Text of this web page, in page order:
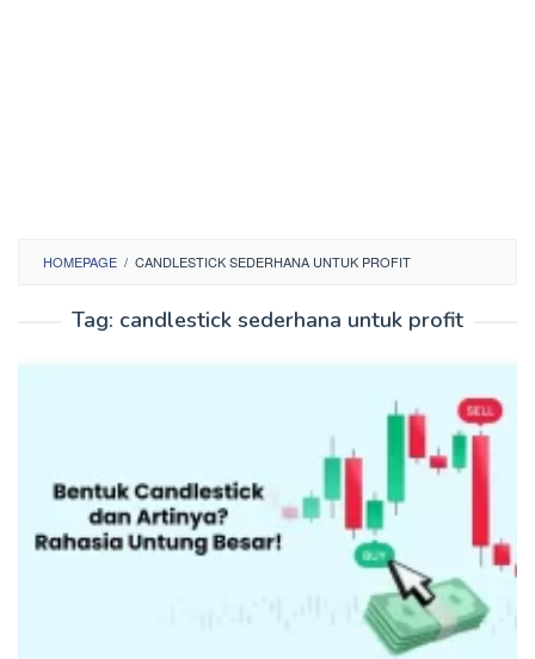
HOMEPAGE / CANDLESTICK SEDERHANA UNTUK PROFIT
Tag: candlestick sederhana untuk profit